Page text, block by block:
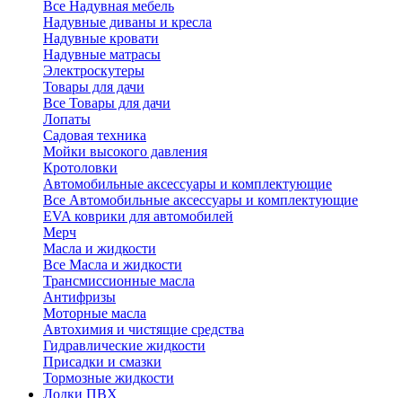
Все Надувная мебель
Надувные диваны и кресла
Надувные кровати
Надувные матрасы
Электроскутеры
Товары для дачи
Все Товары для дачи
Лопаты
Садовая техника
Мойки высокого давления
Кротоловки
Автомобильные аксессуары и комплектующие
Все Автомобильные аксессуары и комплектующие
EVA коврики для автомобилей
Мерч
Масла и жидкости
Все Масла и жидкости
Трансмиссионные масла
Антифризы
Моторные масла
Автохимия и чистящие средства
Гидравлические жидкости
Присадки и смазки
Тормозные жидкости
Лодки ПВХ